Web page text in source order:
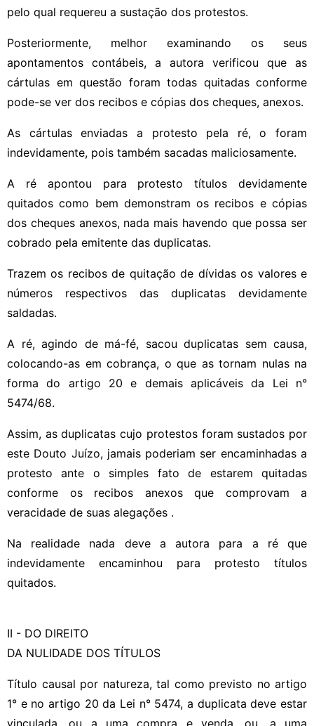
pelo qual requereu a sustação dos protestos.
Posteriormente, melhor examinando os seus
apontamentos contábeis, a autora verificou que as
cártulas em questão foram todas quitadas conforme
pode-se ver dos recibos e cópias dos cheques, anexos.
As cártulas enviadas a protesto pela ré, o foram
indevidamente, pois também sacadas maliciosamente.
A ré apontou para protesto títulos devidamente
quitados como bem demonstram os recibos e cópias
dos cheques anexos, nada mais havendo que possa ser
cobrado pela emitente das duplicatas.
Trazem os recibos de quitação de dívidas os valores e
números respectivos das duplicatas devidamente
saldadas.
A ré, agindo de má-fé, sacou duplicatas sem causa,
colocando-as em cobrança, o que as tornam nulas na
forma do artigo 20 e demais aplicáveis da Lei n°
5474/68.
Assim, as duplicatas cujo protestos foram sustados por
este Douto Juízo, jamais poderiam ser encaminhadas a
protesto ante o simples fato de estarem quitadas
conforme os recibos anexos que comprovam a
veracidade de suas alegações .
Na realidade nada deve a autora para a ré que
indevidamente encaminhou para protesto títulos
quitados.
II - DO DIREITO
DA NULIDADE DOS TÍTULOS
Título causal por natureza, tal como previsto no artigo
1° e no artigo 20 da Lei n° 5474, a duplicata deve estar
vinculada, ou a uma compra e venda, ou, a uma